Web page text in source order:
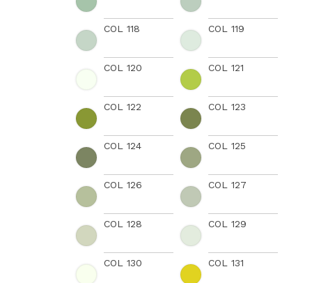
COL 118 COL 119
COL 120 COL 121
COL 122 COL 123
COL 124 COL 125
COL 126 COL 127
COL 128 COL 129
COL 130 COL 131